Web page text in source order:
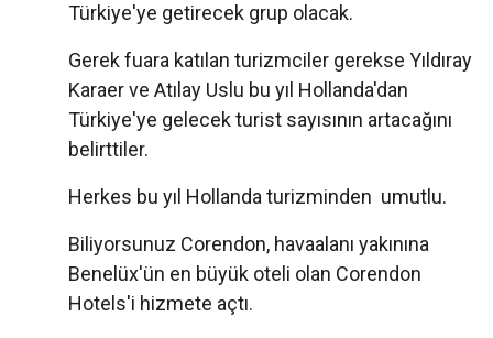
Türkiye'ye getirecek grup olacak.
Gerek fuara katılan turizmciler gerekse Yıldıray
Karaer ve Atılay Uslu bu yıl Hollanda'dan
Türkiye'ye gelecek turist sayısının artacağını
belirttiler.
Herkes bu yıl Hollanda turizminden umutlu.
Biliyorsunuz Corendon, havaalanı yakınına
Benelüx'ün en büyük oteli olan Corendon
Hotels'i hizmete açtı.